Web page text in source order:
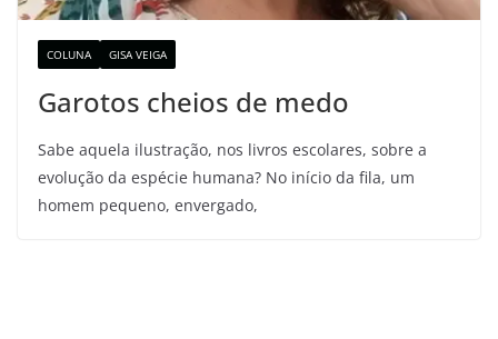
COLUNA GISA VEIGA
Garotos cheios de medo
Sabe aquela ilustração, nos livros escolares, sobre a
evolução da espécie humana? No início da fila, um
homem pequeno, envergado,